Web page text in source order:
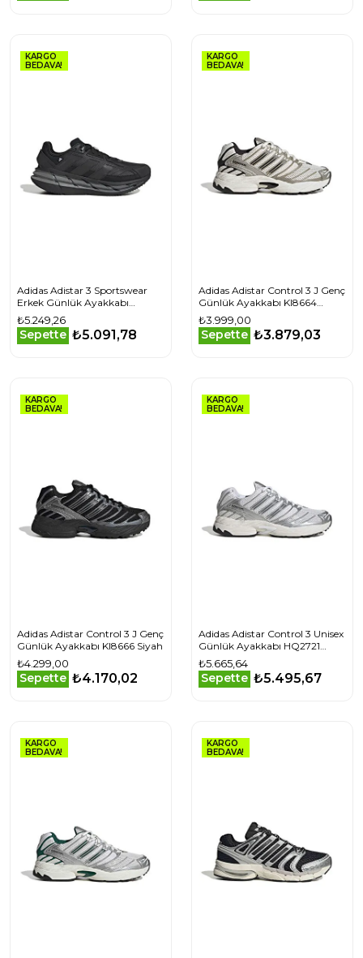
KARGO
BEDAVA!
Adidas Adistar 3 Sportswear
Erkek Günlük Ayakkabı
JP7386 Renkli
₺5.249,26
Sepette ₺5.091,78
KARGO
BEDAVA!
Adidas Adistar Control 3 J Genç
Günlük Ayakkabı KI8664
Beyaz
₺3.999,00
Sepette ₺3.879,03
KARGO
BEDAVA!
Adidas Adistar Control 3 J Genç
Günlük Ayakkabı KI8666 Siyah
₺4.299,00
Sepette ₺4.170,02
KARGO
BEDAVA!
Adidas Adistar Control 3 Unisex
Günlük Ayakkabı HQ2721
Beyaz
₺5.665,64
Sepette ₺5.495,67
KARGO
BEDAVA!
KARGO
BEDAVA!